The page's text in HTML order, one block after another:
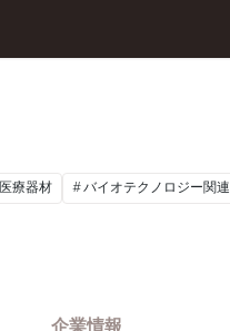
医療器材 バイオテクノロジー関連